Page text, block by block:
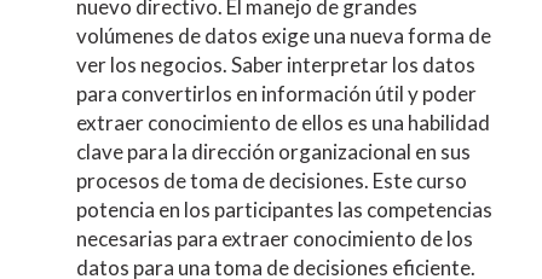
nuevo directivo. El manejo de grandes
volúmenes de datos exige una nueva forma de
ver los negocios. Saber interpretar los datos
para convertirlos en información útil y poder
extraer conocimiento de ellos es una habilidad
clave para la dirección organizacional en sus
procesos de toma de decisiones. Este curso
potencia en los participantes las competencias
necesarias para extraer conocimiento de los
datos para una toma de decisiones eficiente.